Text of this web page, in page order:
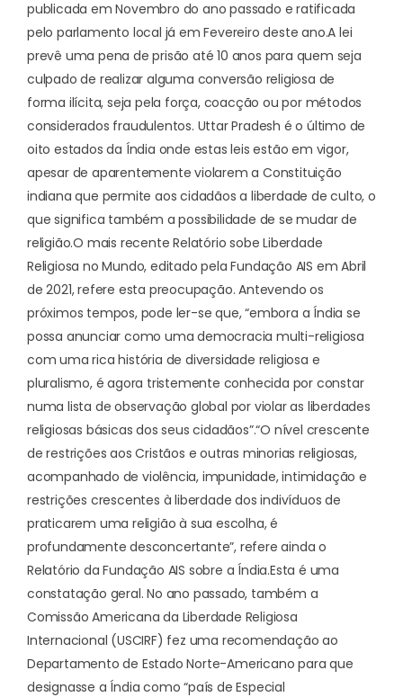
publicada em Novembro do ano passado e ratificada
pelo parlamento local já em Fevereiro deste ano.A lei
prevê uma pena de prisão até 10 anos para quem seja
culpado de realizar alguma conversão religiosa de
forma ilícita, seja pela força, coacção ou por métodos
considerados fraudulentos. Uttar Pradesh é o último de
oito estados da Índia onde estas leis estão em vigor,
apesar de aparentemente violarem a Constituição
indiana que permite aos cidadãos a liberdade de culto, o
que significa também a possibilidade de se mudar de
religião.O mais recenteRelatório sobe Liberdade
Religiosa no Mundo, editado pela Fundação AIS em Abril
de 2021, refere esta preocupação. Antevendo os
próximos tempos, pode ler-se que, “embora a Índia se
possa anunciar como uma democracia multi-religiosa
com uma rica história de diversidade religiosa e
pluralismo, é agora tristemente conhecida por constar
numa lista de observação global por violar as liberdades
religiosas básicas dos seus cidadãos”.“O nível crescente
de restrições aos Cristãos e outras minorias religiosas,
acompanhado de violência, impunidade, intimidação e
restrições crescentes à liberdade dos indivíduos de
praticarem uma religião à sua escolha, é
profundamente desconcertante”, refere ainda o
Relatório da Fundação AIS sobre a Índia.Esta é uma
constatação geral. No ano passado, também a
Comissão Americana da Liberdade Religiosa
Internacional (USCIRF) fez uma recomendação ao
Departamento de Estado Norte-Americano para que
designasse a Índia como “país de Especial